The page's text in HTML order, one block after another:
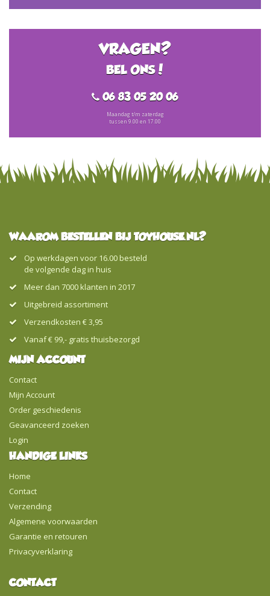
VRAGEN?
BEL ONS!
06 83 05 20 06
Maandag t/m zaterdag
tussen 9.00 en 17.00
WAAROM BESTELLEN BIJ TOYHOUSE.NL?
Op werkdagen voor 16.00 besteld
de volgende dag in huis
Meer dan 7000 klanten in 2017
Uitgebreid assortiment
Verzendkosten € 3,95
Vanaf € 99,- gratis thuisbezorgd
MIJN ACCOUNT
Contact
Mijn Account
Order geschiedenis
Geavanceerd zoeken
Login
HANDIGE LINKS
Home
Contact
Verzending
Algemene voorwaarden
Garantie en retouren
Privacyverklaring
CONTACT